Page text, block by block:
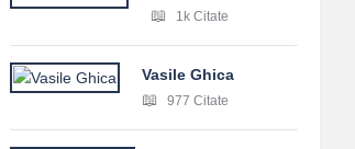
1k Citate
Vasile Ghica
977 Citate